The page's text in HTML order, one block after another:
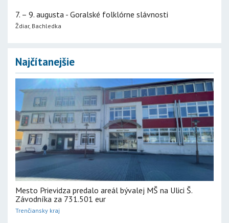
7. – 9. augusta - Goralské folklórne slávnosti
Ždiar, Bachledka
Najčítanejšie
Mesto Prievidza predalo areál bývalej MŠ na Ulici Š.
Závodníka za 731.501 eur
Trenčiansky kraj